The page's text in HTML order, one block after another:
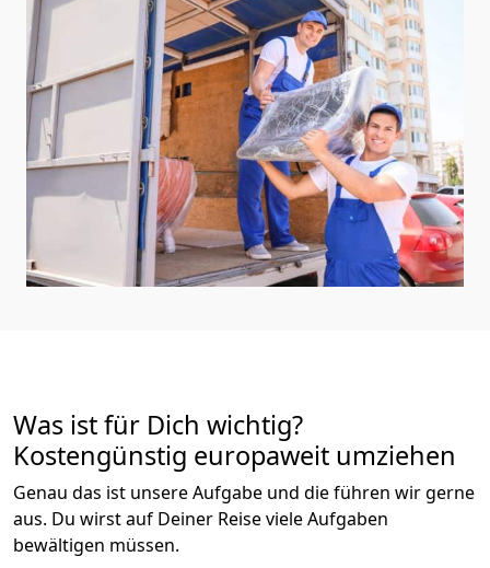
Was ist für Dich wichtig?
Kostengünstig europaweit umziehen
Genau das ist unsere Aufgabe und die führen wir gerne
aus. Du wirst auf Deiner Reise viele Aufgaben
bewältigen müssen.